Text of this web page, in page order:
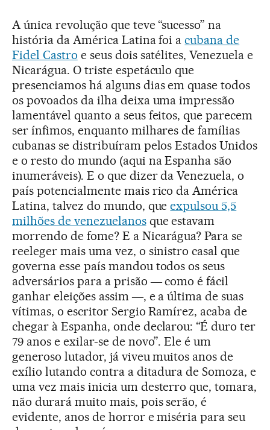
A única revolução que teve “sucesso” na
história da América Latina foi acubana de
Fidel Castro e seus dois satélites, Venezuela e
Nicarágua. O triste espetáculo que
presenciamos há alguns dias em quase todos
os povoados da ilha deixa uma impressão
lamentável quanto a seus feitos, que parecem
ser ínfimos, enquanto milhares de famílias
cubanas se distribuíram pelos Estados Unidos
e o resto do mundo (aqui na Espanha são
inumeráveis). E o que dizer da Venezuela, o
país potencialmente mais rico da América
Latina, talvez do mundo, queexpulsou 5,5
milhões de venezuelanosque estavam
morrendo de fome? E a Nicarágua? Para se
reeleger mais uma vez, o sinistro casal que
governa esse país mandou todos os seus
adversários para a prisão ― como é fácil
ganhar eleições assim ―, e a última de suas
vítimas, o escritor Sergio Ramírez, acaba de
chegar à Espanha, onde declarou: “É duro ter
79 anos e exilar-se de novo”. Ele é um
generoso lutador, já viveu muitos anos de
exílio lutando contra a ditadura de Somoza, e
uma vez mais inicia um desterro que, tomara,
não durará muito mais, pois serão, é
evidente, anos de horror e miséria para seu